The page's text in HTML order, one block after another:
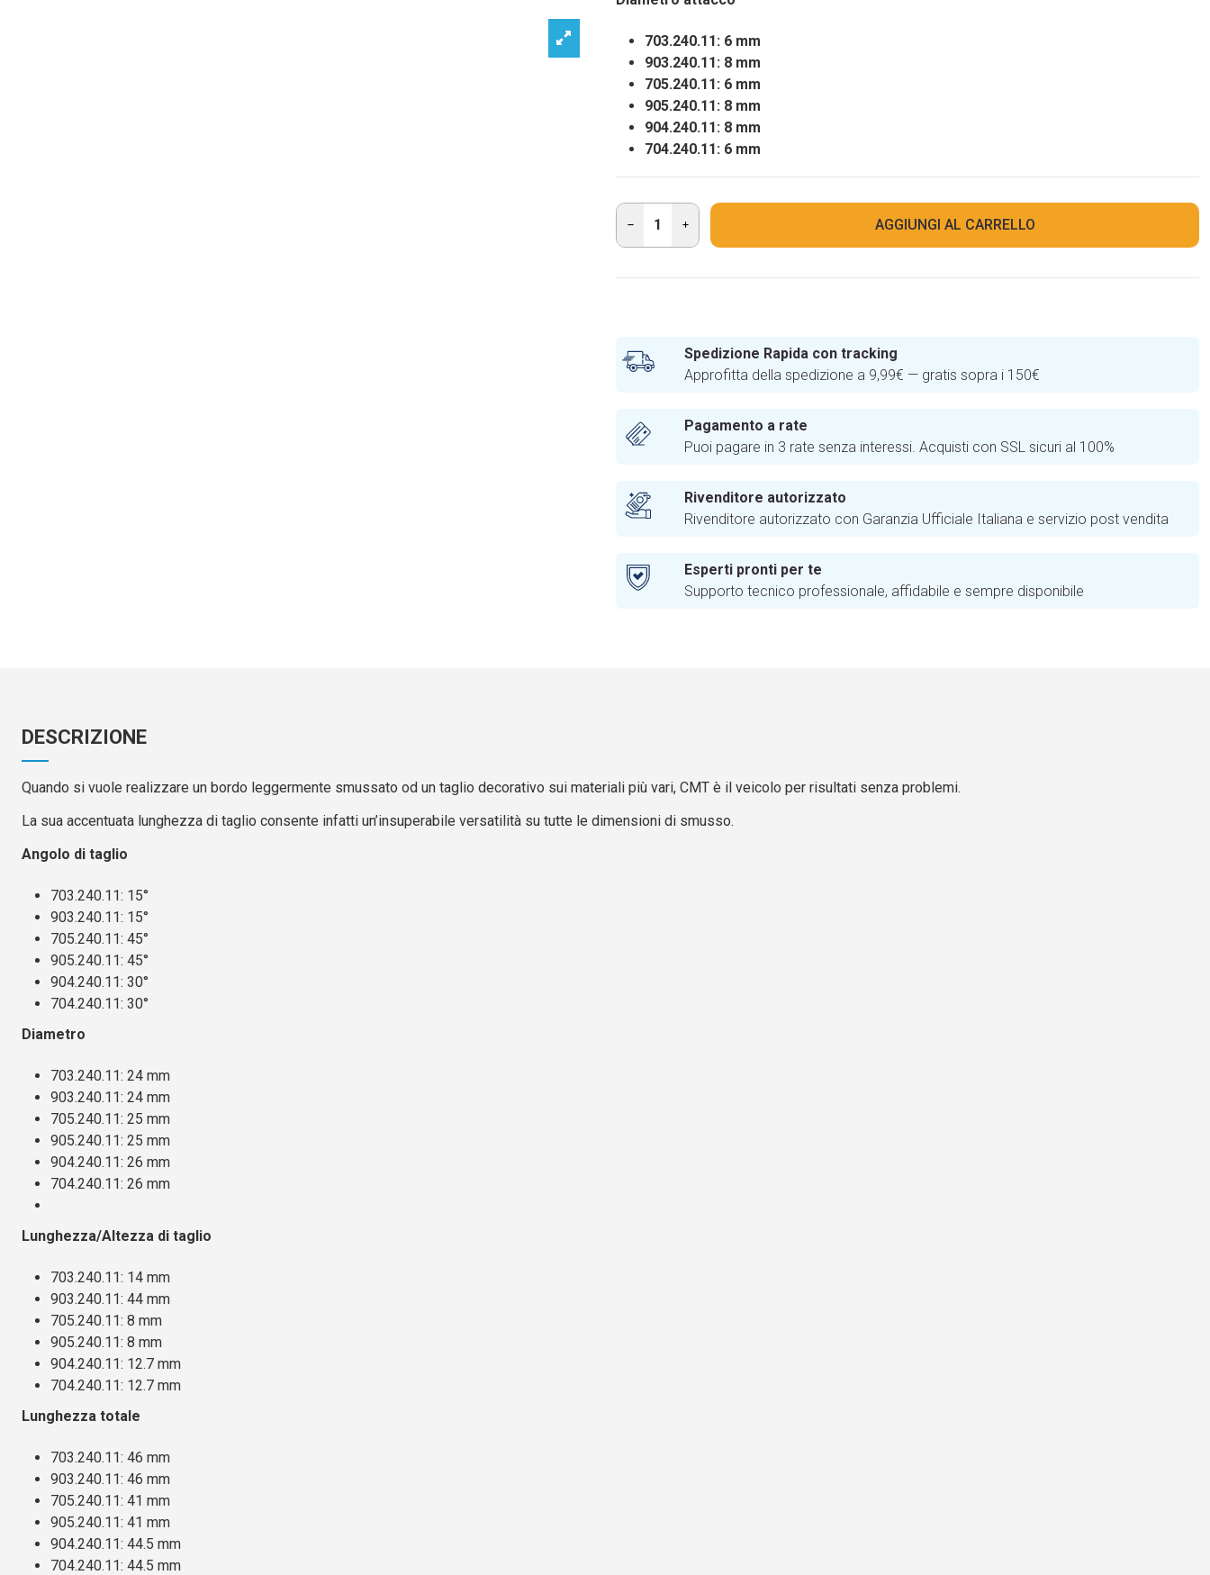
703.240.11: 6 mm
903.240.11: 8 mm
705.240.11: 6 mm
905.240.11: 8 mm
904.240.11: 8 mm
704.240.11: 6 mm
AGGIUNGI AL CARRELLO
Spedizione Rapida con tracking
Approfitta della spedizione a 9,99€ — gratis sopra i 150€
Pagamento a rate
Puoi pagare in 3 rate senza interessi. Acquisti con SSL sicuri al 100%
Rivenditore autorizzato
Rivenditore autorizzato con Garanzia Ufficiale Italiana e servizio post vendita
Esperti pronti per te
Supporto tecnico professionale, affidabile e sempre disponibile
DESCRIZIONE
Quando si vuole realizzare un bordo leggermente smussato od un taglio decorativo sui materiali più vari, CMT è il veicolo per risultati senza problemi.
La sua accentuata lunghezza di taglio consente infatti un’insuperabile versatilità su tutte le dimensioni di smusso.
Angolo di taglio
703.240.11: 15°
903.240.11: 15°
705.240.11: 45°
905.240.11: 45°
904.240.11: 30°
704.240.11: 30°
Diametro
703.240.11: 24 mm
903.240.11: 24 mm
705.240.11: 25 mm
905.240.11: 25 mm
904.240.11: 26 mm
704.240.11: 26 mm
Lunghezza/Altezza di taglio
703.240.11: 14 mm
903.240.11: 44 mm
705.240.11: 8 mm
905.240.11: 8 mm
904.240.11: 12.7 mm
704.240.11: 12.7 mm
Lunghezza totale
703.240.11: 46 mm
903.240.11: 46 mm
705.240.11: 41 mm
905.240.11: 41 mm
904.240.11: 44.5 mm
704.240.11: 44.5 mm